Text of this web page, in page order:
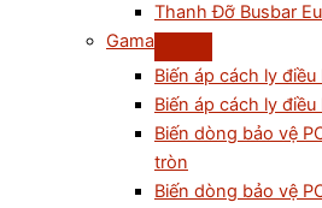
Thanh Đỡ Busbar
Gama
Biến áp cách ly điều
Biến áp cách ly
Biến dòng bảo vệ
tròn
Biến dòng bảo vệ